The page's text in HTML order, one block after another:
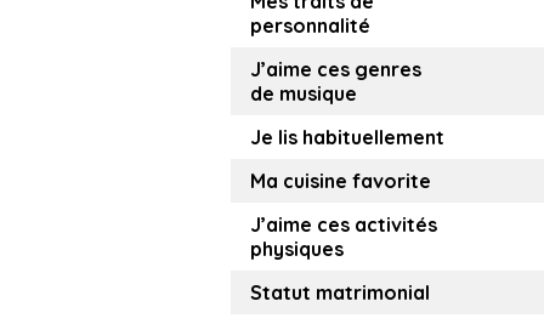
personnalité
J’aime ces genres
de musique
Je lis habituellement
Ma cuisine favorite
J’aime ces activités
physiques
Statut matrimonial